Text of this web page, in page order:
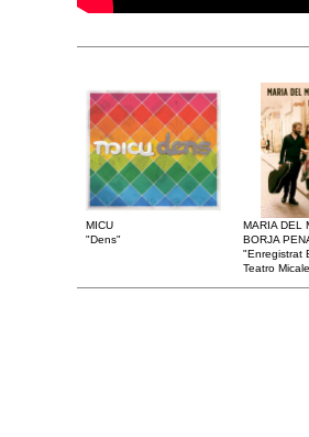
MICU
"Dens"
MARIA DEL
BORJA
"Enregistrat
Teatro